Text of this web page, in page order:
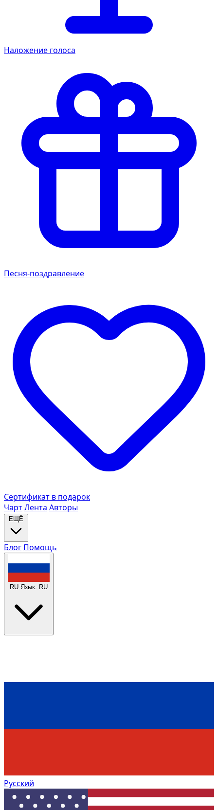
Наложение голоса
Песня-поздравление
Сертификат в подарок
ЧартЛента Авторы
ЕЩЁ
Блог Помощь
RU Язык: RU
Русский